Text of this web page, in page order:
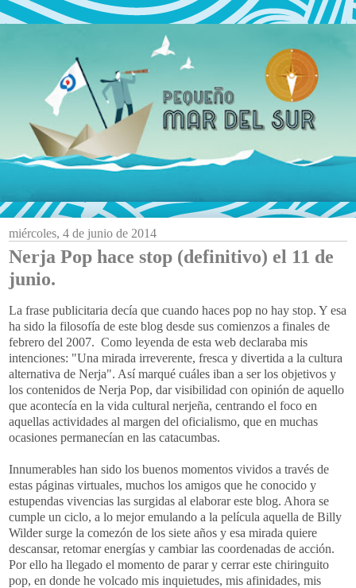
miércoles, 4 de junio de 2014
Nerja Pop hace stop (definitivo) el 11 de
junio.
La frase publicitaria decía que cuando haces pop no hay stop. Y esa
ha sido la filosofía de este blog desde sus comienzos a finales de
febrero del 2007. Como leyenda de esta web declaraba mis
intenciones: "Una mirada irreverente, fresca y divertida a la cultura
alternativa de Nerja". Así marqué cuáles iban a ser los objetivos y
los contenidos de Nerja Pop, dar visibilidad con opinión de aquello
que acontecía en la vida cultural nerjeña, centrando el foco en
aquellas actividades al margen del oficialismo, que en muchas
ocasiones permanecían en las catacumbas.
Innumerables han sido los buenos momentos vividos a través de
estas páginas virtuales, muchos los amigos que he conocido y
estupendas vivencias las surgidas al elaborar este blog. Ahora se
cumple un ciclo, a lo mejor emulando a la película aquella de Billy
Wilder surge la comezón de los siete años y esa mirada quiere
descansar, retomar energías y cambiar las coordenadas de acción.
Por ello ha llegado el momento de parar y cerrar este chiringuito
pop, en donde he volcado mis inquietudes, mis afinidades, mis